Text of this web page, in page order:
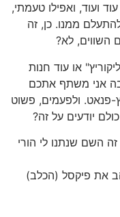
ועוד, ואפילו טעמתי,
ממנו. כן, זה
השווים, לא?
או עוד חנות
אני משתף אתכם
פנאט. ולפעמים, פשוט
יודעים על זה?
השם שנתנו לי הורי
את פיקסל (הכלב)